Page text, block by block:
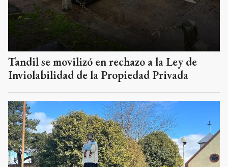
Tandil se movilizó en rechazo a la Ley de
Inviolabilidad de la Propiedad Privada